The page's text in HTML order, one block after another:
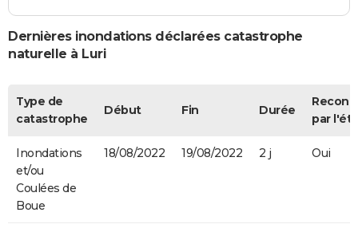
Dernières inondations déclarées catastrophe
naturelle à Luri
Type de
catastrophe
Début Fin Durée
par
Inondations
et/ou
Coulées de
Boue
18/08/2022 19/08/2022 2 j Oui